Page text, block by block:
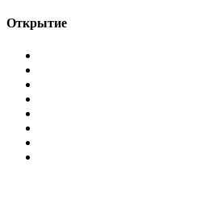
Открытие